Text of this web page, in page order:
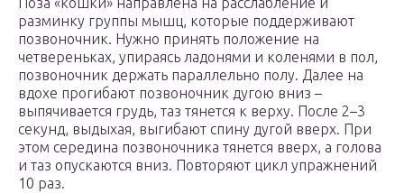
разминку группы мышц, которые поддерживают
позвоночник. Нужно принять положение на
четвереньках, упираясь ладонями и коленями в пол,
позвоночник держать параллельно полу. Далее на
вдохе прогибают позвоночник дугою вниз –
выпячивается грудь, таз тянется к верху. После 2–3
секунд, выдыхая, выгибают спину дугой вверх. При
этом середина позвоночника тянется вверх, а голова
и таз опускаются вниз. Повторяют цикл упражнений
10 раз.